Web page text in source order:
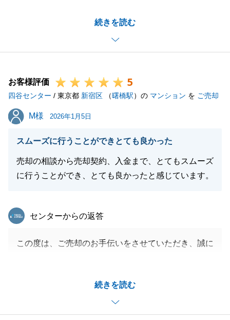
続きを読む
また、販売価格につきましても「満額での成立」とい
う最良の結果をお届けでき、K様のお役に立てたこと
を大変光栄に存じます。
かけしたかと存じますが、私共の対応について「非常
にありがたかった」とのお言葉をいただき、嬉しい限
りです。
また何か不動産に関してお困りごとや、周囲でお悩み
の方がいらっしゃいましたら、いつでもお気軽にお声
今後ともよろしくお願い申し上げます。
閉じる
お客様評価 5
四谷センター / 東京都 新宿区 （曙橋駅）の マンション を ご売却
M様
M様 2026年1月5日
スムーズに行うことができとても良かった
売却の相談から売却契約、入金まで、とてもスムーズ
に行うことができ、とても良かったと感じています。
続きを読む
東急リバブル
センターからの返答
この度は、ご売却のお手伝いをさせていただき、誠に
お忙しい中、諸々の手続きにご対応いただき、感謝い
たします。